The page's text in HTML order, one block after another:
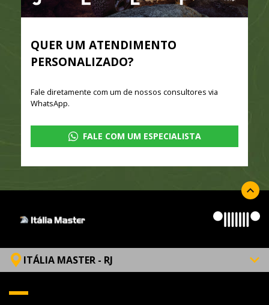
QUER UM ATENDIMENTO
PERSONALIZADO?
Fale diretamente com um de nossos consultores via
WhatsApp.
FALE COM UM ESPECIALISTA
ITÁLIA MASTER - RJ